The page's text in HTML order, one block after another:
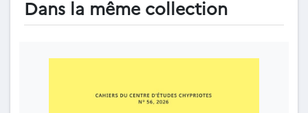
Dans la même collection